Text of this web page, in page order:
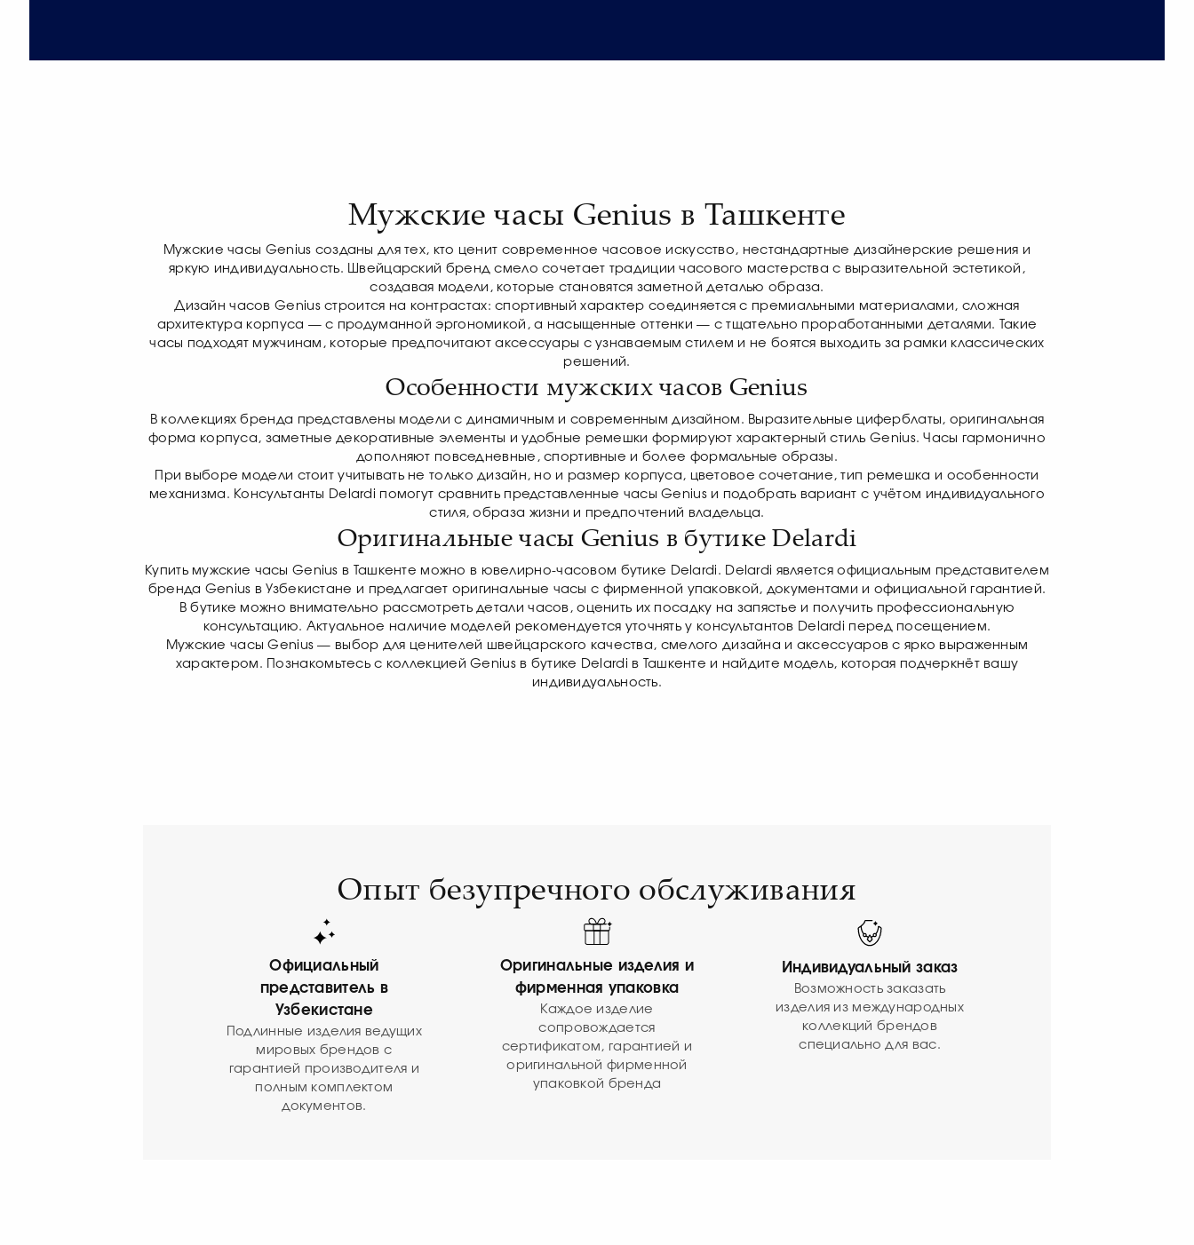
Мужские часы Genius в Ташкенте
Мужские часы Genius созданы для тех, кто ценит современное часовое искусство, нестандартные дизайнерские решения и
яркую индивидуальность. Швейцарский бренд смело сочетает традиции часового мастерства с выразительной эстетикой,
создавая модели, которые становятся заметной деталью образа.
Дизайн часов Genius строится на контрастах: спортивный характер соединяется с премиальными материалами, сложная
архитектура корпуса — с продуманной эргономикой, а насыщенные оттенки — с тщательно проработанными деталями. Такие
часы подходят мужчинам, которые предпочитают аксессуары с узнаваемым стилем и не боятся выходить за рамки классических
решений.
Особенности мужских часов Genius
В коллекциях бренда представлены модели с динамичным и современным дизайном. Выразительные циферблаты, оригинальная
форма корпуса, заметные декоративные элементы и удобные ремешки формируют характерный стиль Genius. Часы гармонично
дополняют повседневные, спортивные и более формальные образы.
При выборе модели стоит учитывать не только дизайн, но и размер корпуса, цветовое сочетание, тип ремешка и особенности
механизма. Консультанты Delardi помогут сравнить представленные часы Genius и подобрать вариант с учётом индивидуального
стиля, образа жизни и предпочтений владельца.
Оригинальные часы Genius в бутике Delardi
Купить мужские часы Genius в Ташкенте можно в ювелирно-часовом бутике Delardi. Delardi является официальным представителем
бренда Genius в Узбекистане и предлагает оригинальные часы с фирменной упаковкой, документами и официальной гарантией.
В бутике можно внимательно рассмотреть детали часов, оценить их посадку на запястье и получить профессиональную
консультацию. Актуальное наличие моделей рекомендуется уточнять у консультантов Delardi перед посещением.
Мужские часы Genius — выбор для ценителей швейцарского качества, смелого дизайна и аксессуаров с ярко выраженным
характером. Познакомьтесь с коллекцией Genius в бутике Delardi в Ташкенте и найдите модель, которая подчеркнёт вашу
индивидуальность.
Опыт безупречного обслуживания
Официальный
представитель в
Узбекистане
Подлинные изделия ведущих
мировых брендов с
гарантией производителя и
полным комплектом
документов.
Оригинальные изделия и
фирменная упаковка
Каждое изделие
сопровождается
сертификатом, гарантией и
оригинальной фирменной
упаковкой бренда
Индивидуальный заказ
Возможность заказать
изделия из международных
коллекций брендов
специально для вас.